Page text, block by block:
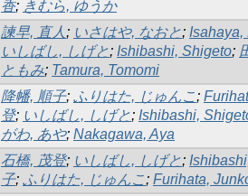
香; きむら, ゆうか
諫早, 直人 ; いさはや, なおと; Isahaya,
いしばし, しげと; Ishibashi, Shigeto;
ともみ; Tamura, Tomomi
降幡, 順子; ふりはた, じゅんこ;
登; いしばし, しげと; Ishibashi,
がわ, あや; Nakagawa, Aya
石橋, 茂登; いしばし, しげと;
子; ふりはた, じゅんこ; Furihata,